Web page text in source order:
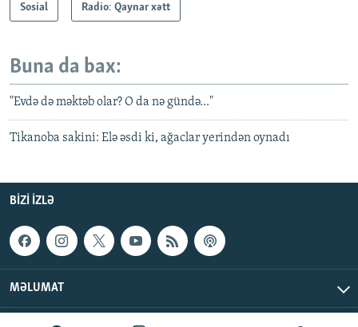
Sosial Radio: Qaynar xətt
Buna da bax:
"Evdə də məktəb olar? O da nə gündə..."
Tikanoba sakini: Elə əsdi ki, ağaclar yerindən oynadı
BIZI IZLƏ
MƏLUMAT